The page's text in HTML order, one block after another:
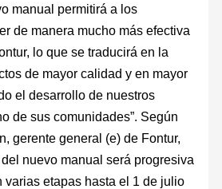
manual permitirá a los
de manera mucho más efectiva
lo que se traducirá en la
de mayor calidad y en mayor
el desarrollo de nuestros
de sus comunidades”. Según
gerente general (e) de Fontur,
nuevo manual será progresiva
varias etapas hasta el 1 de julio